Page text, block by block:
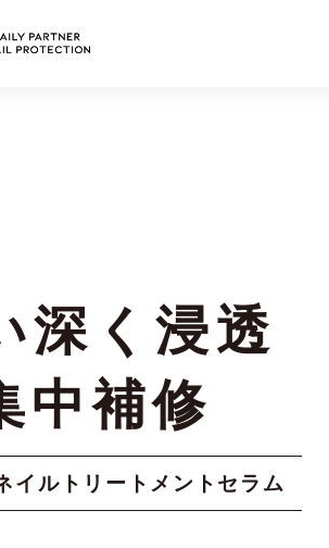
深く浸透
中補修
イルトリートメントセラム